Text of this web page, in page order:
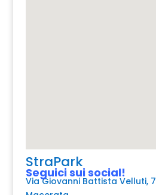
StraPark
Via Giovanni Battista Velluti, 7
Seguici sui social!